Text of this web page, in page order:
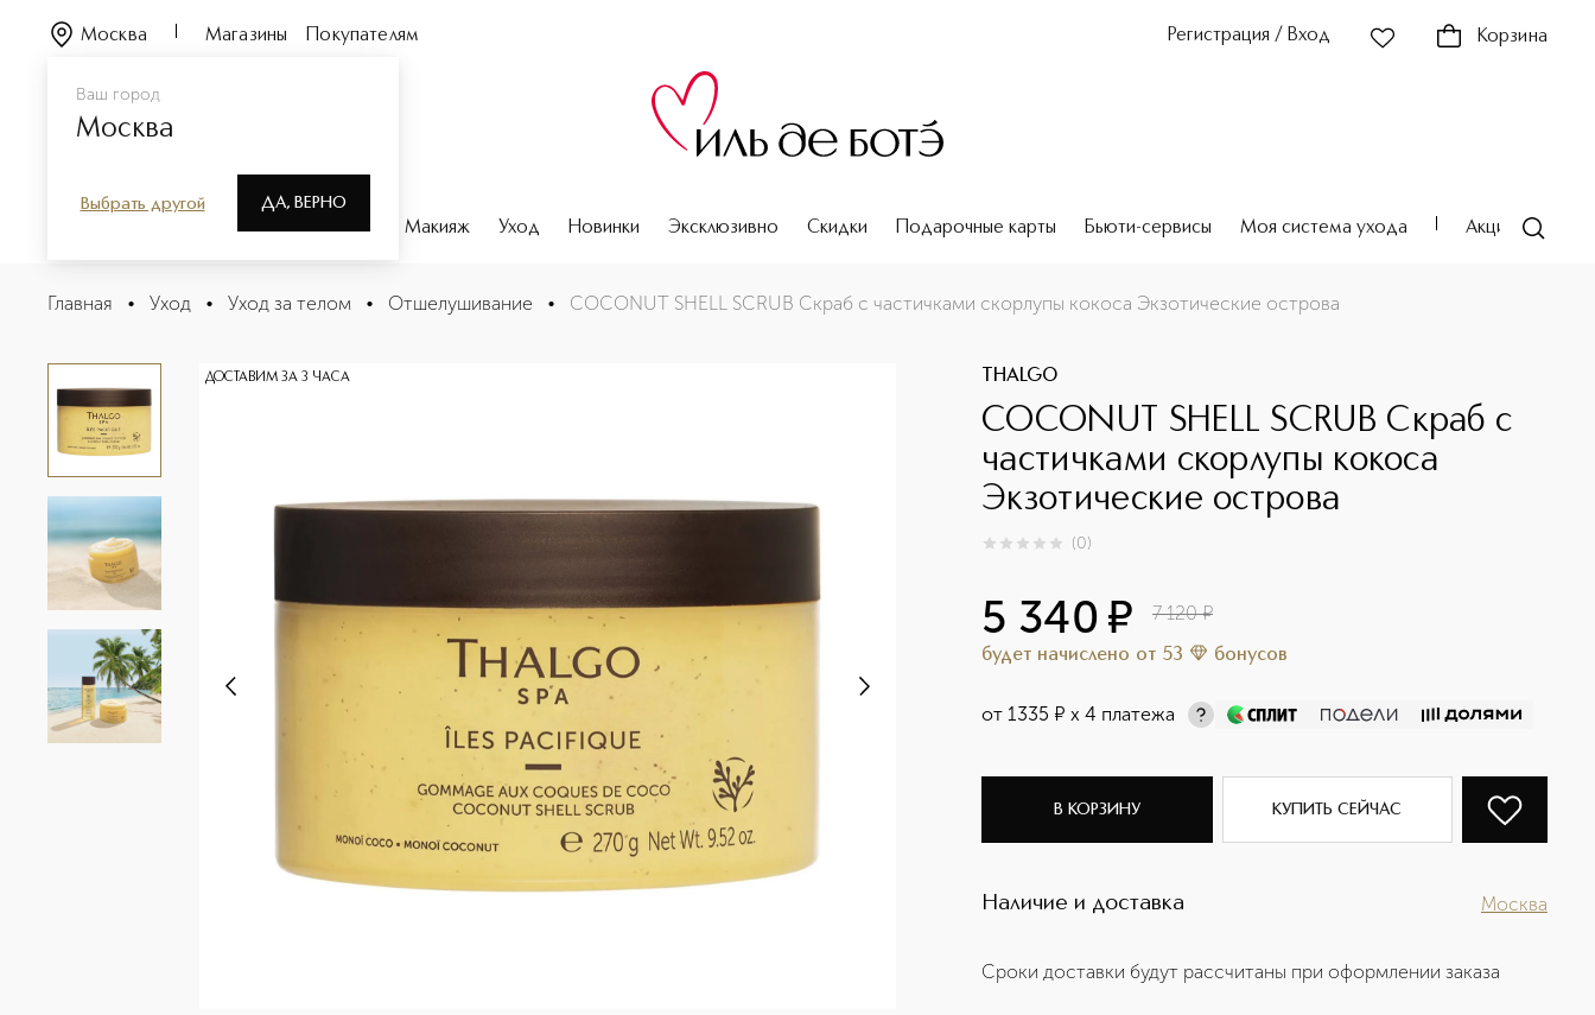
Ваш город
Москва
Выбрать другой ДА, ВЕРНО
Москва Магазины Покупателям Регистрация / Вход Корзина
Парфюмерия Макияж Уход Новинки Эксклюзивно Скидки Подарочные карты Бьюти-сервисы Моя система ухода Акции
COCONUT SHELL SCRUB Cкраб с частичками скорлупы кокоса Экзотические острова
Описание
Главная • Уход • Уход за телом • Отшелушивание • COCONUT SHELL SCRUB Cкраб с частичками скорлупы кокоса Экзотические острова
ДОСТАВИМ ЗА 3 ЧАСА THALGO
COCONUT SHELL SCRUB Cкраб с
частичками скорлупы кокоса
Экзотические острова
0из 0 (0)
5 340 ¤ 7 120 ¤
будет начислено от 53 бонусов
от 1335 ¤ х 4 платежа
В КОРЗИНУ КУПИТЬ СЕЙЧАС
Наличие и доставка Москва
Сроки доставки будут рассчитаны при оформлении заказа